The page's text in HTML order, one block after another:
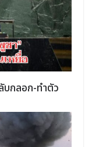
กลอก-ทำตัว